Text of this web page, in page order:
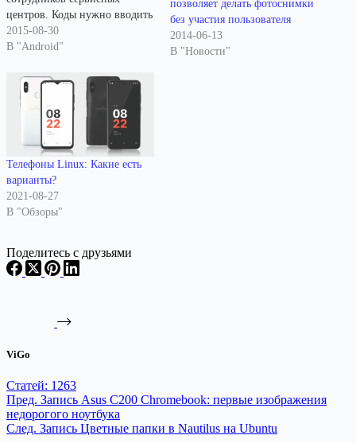
центров. Коды нужно вводить
в стандартном приложении
телефона, там, где вы
Активация кода происходит
автоматически, когда его
набор завершен. Обратите
внимание, часть
представленных ниже кодов
подходит не для всех
смартфонов и не для всех
версий…
2015-08-30
В "Android"
позволяет делать фотоснимки
без участия пользователя
2014-06-13
В "Новости"
Телефоны Linux: Какие есть
варианты?
2021-08-27
В "Обзоры"
Поделитесь с друзьями
ViGo
Статей: 1263
Пред. Запись Asus C200 Chromebook: первые изображения
недорогого ноутбука
След. Запись Цветные папки в Nautilus на Ubuntu